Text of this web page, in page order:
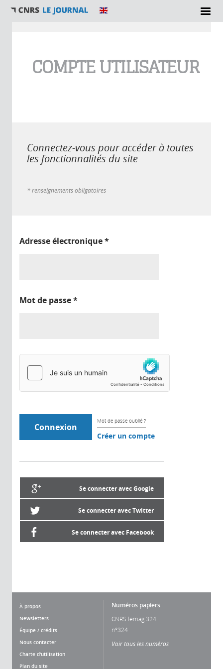
COMPTE UTILISATEUR
Connectez-vous pour accéder à toutes
les fonctionnalités du site
* renseignements obligatoires
Adresse électronique*
Mot de passe*
Mot de passe oublié ?
Créer un compte
Se connecter avec Google
Se connecter avec Twitter
Se connecter avec Facebook
À propos
Newsletters
Équipe / crédits
Nous contacter
Charte d'utilisation
Plan du site
Numéros papiers
CNRS lemag 324
n°324
Voir tous les numéros